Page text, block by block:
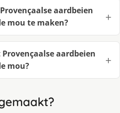
aardbeien
mou te maken?
aardbeien
mou?